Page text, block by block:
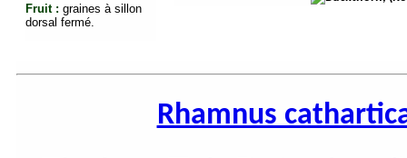
Fruit :graines à sillon
dorsal fermé.
Rhamnus